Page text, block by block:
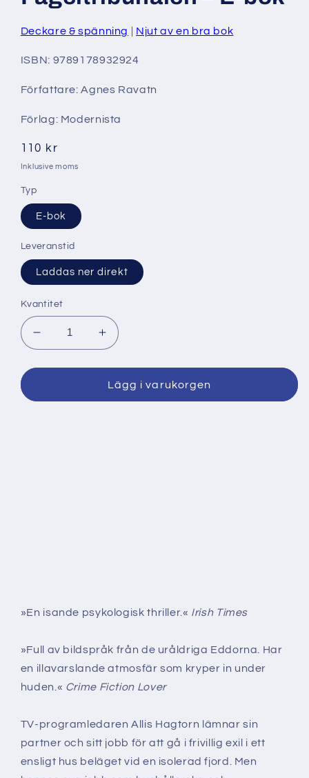
modalfönster
Deckare & spänning Njut av en bra bok
ISBN: 9789178932924
Författare: Agnes Ravatn
Förlag: Modernista
Ordinarie
pris
110 kr
Inklusive moms
Typ
E-bok
Leveranstid
Laddas ner direkt
Kvantitet
Minska
kvantitet
för
Fågeltribunalen
–
Öka
kvantitet
för
Fågeltribunalen
–
Lägg i varukorgen
»En isande psykologisk thriller.« Irish Times
»Full av bildspråk från de uråldriga Eddorna. Har
en illavarslande atmosfär som kryper in under
huden.« Crime Fiction Lover
TV-programledaren Allis Hagtorn lämnar sin
partner och sitt jobb för att gå i frivillig exil i ett
ensligt hus beläget vid en isolerad fjord. Men